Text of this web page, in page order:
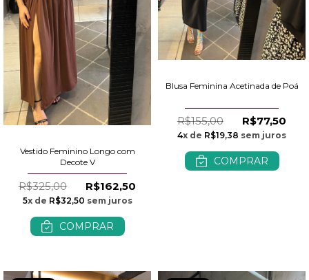
Vestido Feminino Longo com
Decote V
R$325,00 R$162,50
5x de R$32,50 sem juros
COMPRAR
Blusa Feminina Acetinada de Poá
R$155,00 R$77,50
4x de R$19,38 sem juros
COMPRAR